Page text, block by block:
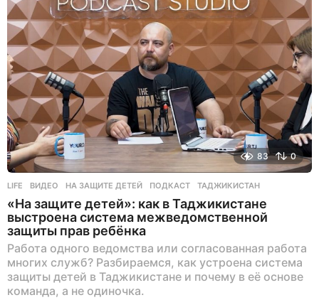
д
83 0
LIFE ВИДЕО ,НА ЗАЩИТЕ ДЕТЕЙ ,ПОДКАСТ ,ТАДЖИКИСТАН
«На защите детей»: как в Таджикистане
выстроена система межведомственной
защиты прав ребёнка
Работа одного ведомства или согласованная работа
многих служб? Разбираемся, как устроена система
защиты детей в Таджикистане и почему в её основе
команда, а не одиночка.